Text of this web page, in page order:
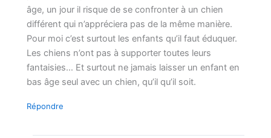
âge, un jour il risque de se confronter à un chien
différent qui n’appréciera pas de la même manière.
Pour moi c’est surtout les enfants qu’il faut éduquer.
Les chiens n’ont pas à supporter toutes leurs
fantaisies… Et surtout ne jamais laisser un enfant en
bas âge seul avec un chien, qu’il qu’il soit.
Répondre